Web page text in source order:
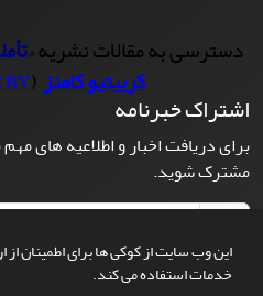
این وب سایت از کوکی ها برای اطمینان از
خدمات استفاده می کند.
دسترسی به مقالات نشریه «
کرییتیو کامنز(
BY
اشتراک خبرنامه
برای دریافت اخبار و اطلاعیه های
مشترک شوید.